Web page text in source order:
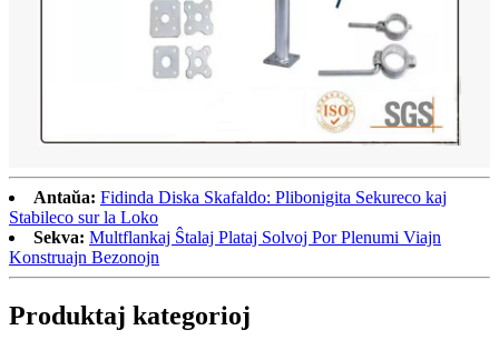
Antaŭa: Fidinda Diska Skafaldo: Plibonigita Sekureco kaj
Stabileco sur la Loko
Sekva: Multflankaj Ŝtalaj Plataj Solvoj Por Plenumi Viajn
Konstruajn Bezonojn
Produktaj kategorioj